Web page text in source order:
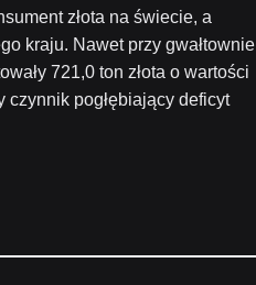
złota na świecie, a
kraju. Nawet przy gwałtownie
721,0 ton złota o wartości
pogłębiający deficyt